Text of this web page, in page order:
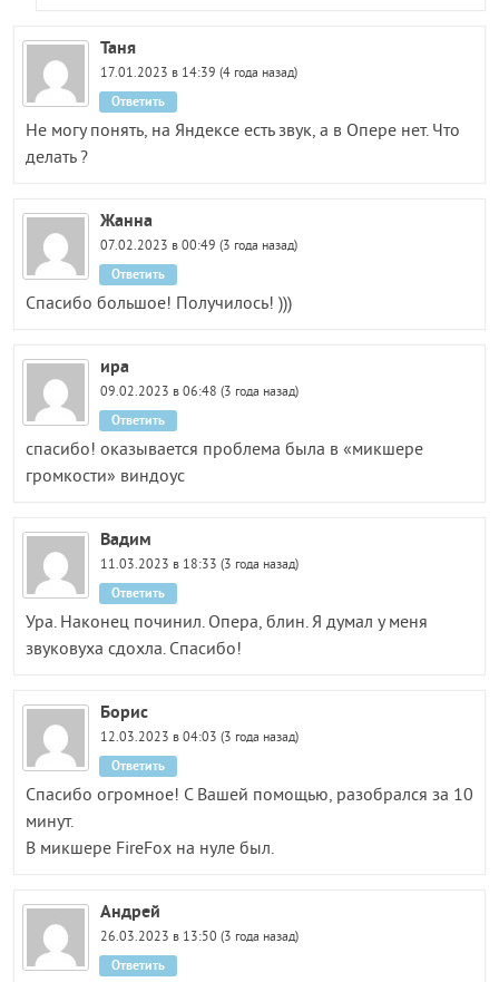
Таня
17.01.2023 в 14:39 (4 года назад)
Не могу понять, на Яндексе есть звук, а в Опере нет. Что
делать ?
Ответить
Жанна
07.02.2023 в 00:49 (3 года назад)
Спасибо большое! Получилось! )))
Ответить
ира
09.02.2023 в 06:48 (3 года назад)
спасибо! оказывается проблема была в «микшере
громкости» виндоус
Ответить
Вадим
11.03.2023 в 18:33 (3 года назад)
Ура. Наконец починил. Опера, блин. Я думал у меня
звуковуха сдохла. Спасибо!
Ответить
Борис
12.03.2023 в 04:03 (3 года назад)
Спасибо огромное! С Вашей помощью, разобрался за 10
минут.
В микшере FireFox на нуле был.
Ответить
Андрей
26.03.2023 в 13:50 (3 года назад)
Ответить